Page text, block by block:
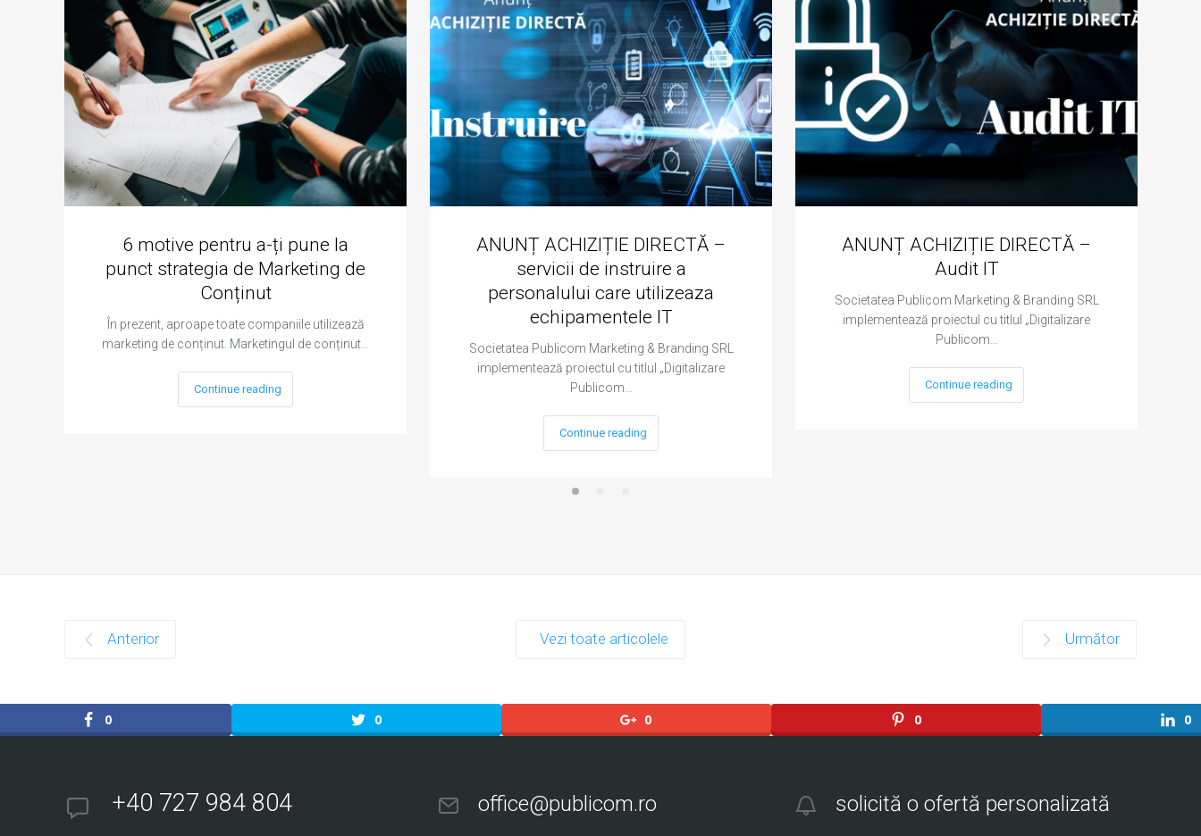
6 motive pentru a-ți pune la
punct strategia de Marketing de
Conținut
În prezent, aproape toate companiile utilizează
marketing de conținut. Marketingul de conținut…
Continue reading
ANUNȚ ACHIZIȚIE DIRECTĂ –
servicii de instruire a
personalului care utilizeaza
echipamentele IT
Societatea Publicom Marketing & Branding SRL
implementează proiectul cu titlul „Digitalizare
Publicom…
Continue reading
ANUNȚ ACHIZIȚIE DIRECTĂ –
Audit IT
Societatea Publicom Marketing & Branding SRL
implementează proiectul cu titlul „Digitalizare
Publicom…
Continue reading
Anterior Vezi toate articolele Următor
0 0 0 0 0
+40 727 984 804 office@publicom.ro solicită o ofertă personalizată